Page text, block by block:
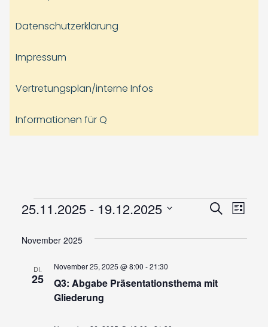
Datenschutzerklärung
Impressum
Vertretungsplan/interne Infos
Informationen für Q
Veranstaltungen
und
SucheListe
25.11.2025 - 19.12.2025
November 2025
DI.
25
Q3: Abgabe Präsentationsthema mit
Gliederung
November 25, 2025 @ 8:00 -21:30